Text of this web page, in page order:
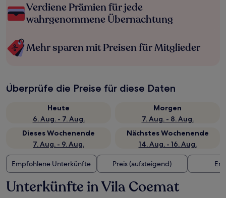
Verdiene Prämien für jede
wahrgenommene Übernachtung
Mehr sparen mit Preisen für Mitglieder
Überprüfe die Preise für diese Daten
Heute
6. Aug. - 7. Aug.
Morgen
7. Aug. - 8. Aug.
Dieses Wochenende
7. Aug. - 9. Aug.
Nächstes Wochenende
14. Aug. - 16. Aug.
Empfohlene Unterkünfte Preis (aufsteigend)
Unterkünfte in Vila Coemat